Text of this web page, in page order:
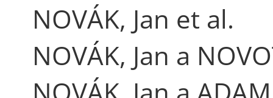
NOVÁK, Jan et al.
NOVÁK, Jan a